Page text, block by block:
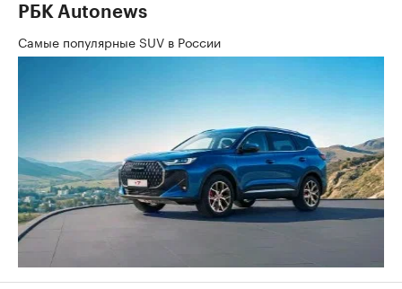
РБК Autonews
Самые популярные SUV в России